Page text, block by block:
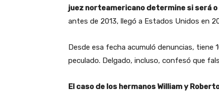
juez norteamericano determine si será
antes de 2013, llegó a Estados Unidos en
Desde esa fecha acumuló denuncias, tiene
peculado. Delgado, incluso, confesó que
El caso de los hermanos William y